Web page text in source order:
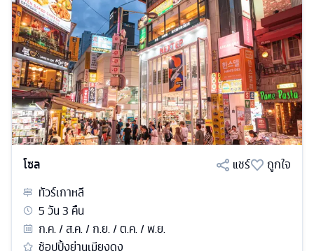
โซล แชร์
ถูกใจ
ทัวร์เกาหลี
5วัน3 คืน
ก.ค. / ส.ค. / ก.ย. / ต.ค. / พ.ย.
ช้อปปิ้งย่านเมียงดง